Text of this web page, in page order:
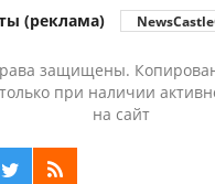
(реклама)
защищены.
при наличии
на сайт